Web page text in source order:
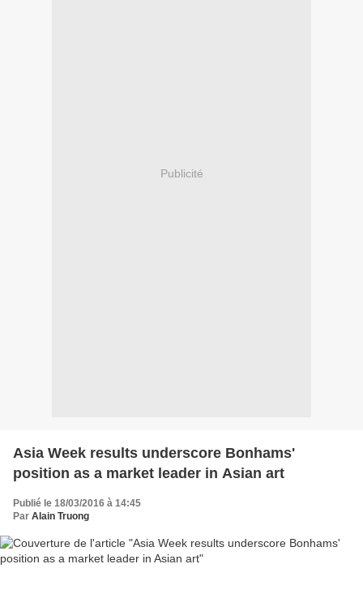
Publicité
Asia Week results underscore Bonhams'
position as a market leader in Asian art
Publié le 18/03/2016 à 14:45
Par Alain Truong